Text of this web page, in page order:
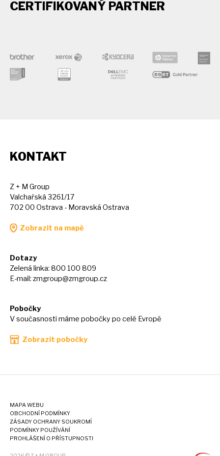
CERTIFIKOVANÝ PARTNER
KONTAKT
Z + M Group
Valchařská 3261/17
702 00 Ostrava - Moravská Ostrava
Zobrazit na mapě
Dotazy
Zelená linka: 800 100 809
E-mail: zmgroup@zmgroup.cz
Pobočky
V současnosti máme pobočky po celé Evropě
Zobrazit pobočky
MAPA WEBU
OBCHODNÍ PODMÍNKY
ZÁSADY OCHRANY SOUKROMÍ
PODMÍNKY POUŽÍVÁNÍ
PROHLÁŠENÍ O PŘÍSTUPNOSTI